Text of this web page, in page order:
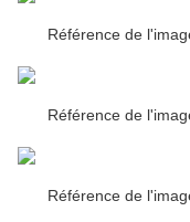
Référence de
Référence de
Référence de